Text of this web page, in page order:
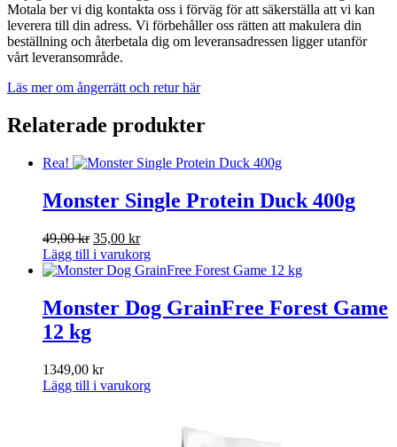
Motala ber vi dig kontakta oss i förväg för att säkerställa att vi kan
leverera till din adress. Vi förbehåller oss rätten att makulera din
beställning och återbetala dig om leveransadressen ligger utanför
vårt leveransområde.
Läs mer om ångerrätt och retur här
Relaterade produkter
Rea!
Monster Single Protein Duck 400g
49,00kr Det
ursprungliga
priset
49,00 kr.
35,00 krDet
nuvarande
priset
35,00 kr.
Lägg till i varukorg
Monster Dog GrainFree Forest Game
12 kg
1349,00 kr
Lägg till i varukorg